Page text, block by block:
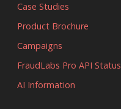
Case Studies
Product Brochure
Campaigns
FraudLabs Pro API Status
AI Information